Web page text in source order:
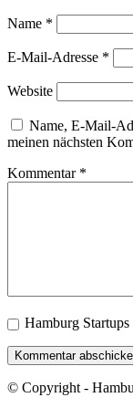
Name *
E-Mail-Adresse *
Website
Name, E-Mail-
meinen nächsten
Kommentar *
Hamburg
© Copyright -